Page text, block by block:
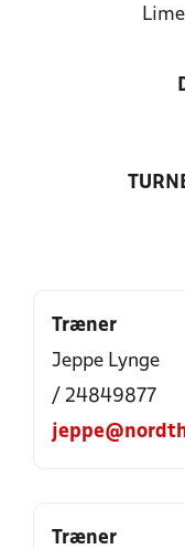
Lime
Træner
Jeppe Lynge
/ 24849877
Træner